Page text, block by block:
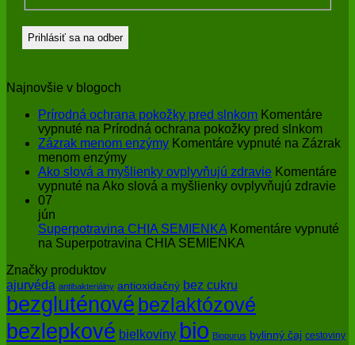
Najnovšie v blogoch
Prírodná ochrana pokožky pred slnkom Komentáre
vypnuté na Prírodná ochrana pokožky pred slnkom
Zázrak menom enzýmy Komentáre vypnuté na Zázrak
menom enzýmy
Ako slová a myšlienky ovplyvňujú zdravie Komentáre
vypnuté na Ako slová a myšlienky ovplyvňujú zdravie
07
jún
Superpotravina CHIA SEMIENKA Komentáre vypnuté
na Superpotravina CHIA SEMIENKA
Značky produktov
ajurvéda antibakteriálny antioxidačný bez cukru
bezgluténové bezlaktózové
bezlepkové bielkoviny bio Biopurus bylinný čaj cestoviny